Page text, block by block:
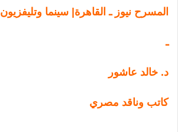
المسرح نيوز ـ القاهرة| سينما وتليفزيون
ـ
د. خالد عاشور
كاتب وناقد مصري